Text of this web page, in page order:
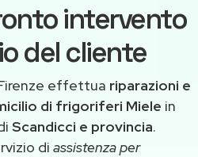
intervento
del cliente
effettua riparazioni e
di frigoriferi Miele in
Scandicci e provincia.
di assistenza per